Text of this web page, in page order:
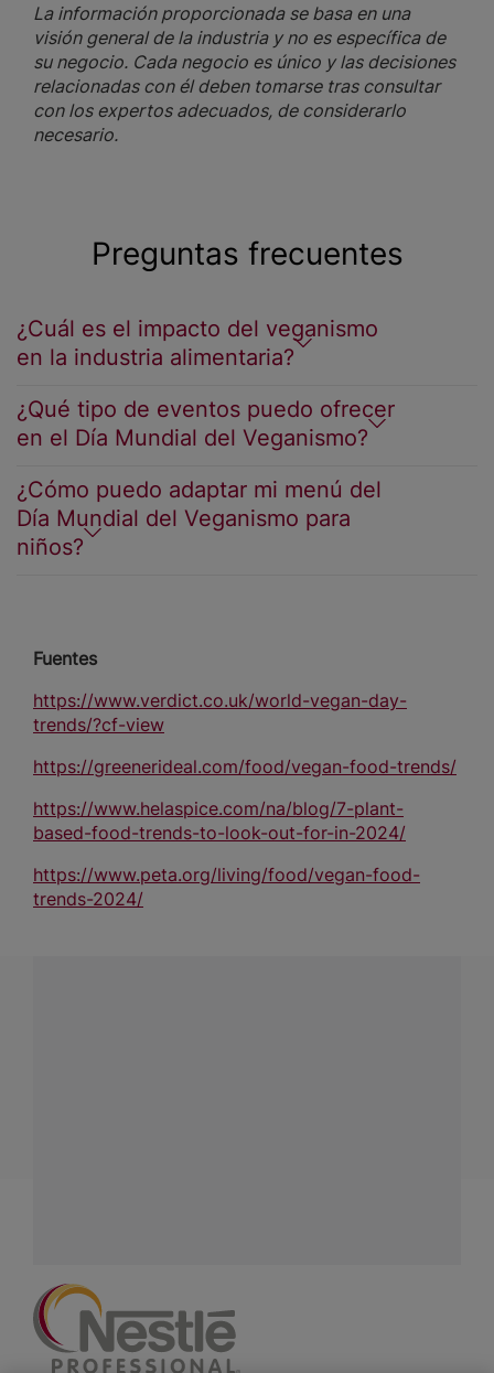
La información proporcionada se basa en una
visión general de la industria y no es específica de
su negocio. Cada negocio es único y las decisiones
relacionadas con él deben tomarse tras consultar
con los expertos adecuados, de considerarlo
necesario.
Preguntas frecuentes
¿Cuál es el impacto del veganismo
en la industria alimentaria?
¿Qué tipo de eventos puedo ofrecer
en el Día Mundial del Veganismo?
¿Cómo puedo adaptar mi menú del
Día Mundial del Veganismo para
niños?
Fuentes
https://www.verdict.co.uk/world-vegan-day-
trends/?cf-view
https://greenerideal.com/food/vegan-food-trends/
https://www.helaspice.com/na/blog/7-plant-
based-food-trends-to-look-out-for-in-2024/
https://www.peta.org/living/food/vegan-food-
trends-2024/